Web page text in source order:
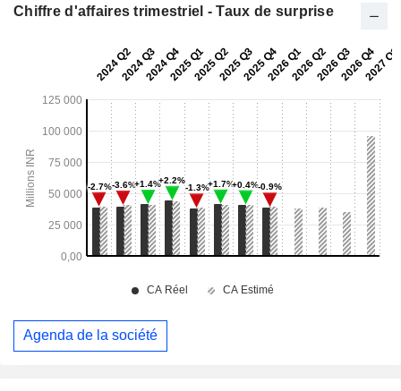
Chiffre d'affaires trimestriel - Taux de surprise
Agenda de la société